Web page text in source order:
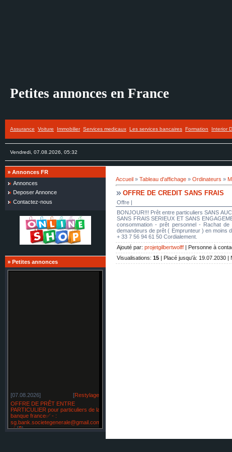
Petites annonces en France
Assurance Voiture Immobilier Services medicaux Les services bancaires Formation Interior
Vendredi, 07.08.2026, 05:32
» Annonces FR
Annonces
Deposer Annonce
Contactez-nous
» Petites annonces
[07.08.2026] [Restylage
OFFRE DE PRÊT ENTRE
PARTICULIER pour particuliers de la
banque france✅ - :
sg.bank.societegenerale@gmail.com
✅ (0)
Accueil » Tableau d'affichage » Ordinateurs »
OFFRE DE CREDIT SANS FRAIS
Offre |
BONJOUR!!! Prêt entre particuliers SANS
SANS FRAIS SERIEUX ET SANS
consommation - prêt personnel - Rachat
demandeurs de prêt ( Emprunteur ) en moins
+ 33 7 56 94 61 50 Cordialement.
Ajouté par: projetgilbertwolff | Personne à
Visualisations: 15 | Placé jusqu'à: 19.07.2030 |